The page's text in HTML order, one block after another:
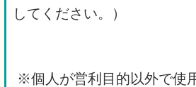
してください。）
※個人が営利目的以外で使